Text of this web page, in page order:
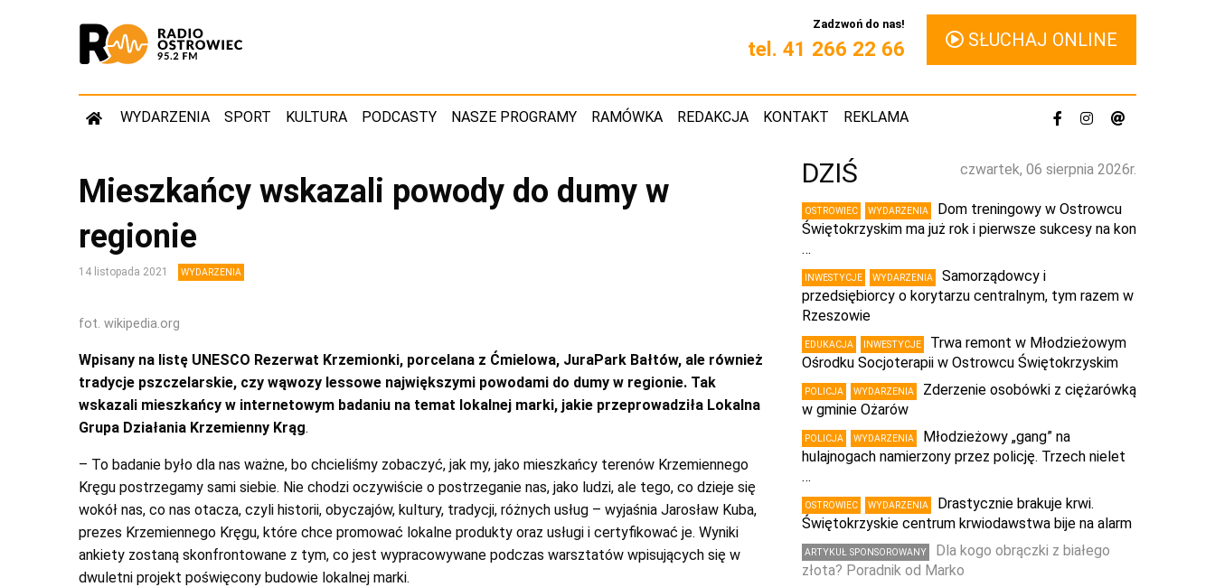
Zadzwoń do nas!
tel. 41 266 22 66 SŁUCHAJ ONLINE
WYDARZENIA SPORT KULTURA PODCASTY NASZE PROGRAMY RAMÓWKA REDAKCJA KONTAKT REKLAMA
Mieszkańcy wskazali powody do dumy w
regionie
14 listopada 2021 WYDARZENIA
fot. wikipedia.org
Wpisany na listę UNESCO Rezerwat Krzemionki, porcelana z Ćmielowa, JuraPark Bałtów, ale również
tradycje pszczelarskie, czy wąwozy lessowe największymi powodami do dumy w regionie. Tak
wskazali mieszkańcy w internetowym badaniu na temat lokalnej marki, jakie przeprowadziła Lokalna
Grupa Działania Krzemienny Krąg.
– To badanie było dla nas ważne, bo chcieliśmy zobaczyć, jak my, jako mieszkańcy terenów Krzemiennego
Kręgu postrzegamy sami siebie. Nie chodzi oczywiście o postrzeganie nas, jako ludzi, ale tego, co dzieje się
wokół nas, co nas otacza, czyli historii, obyczajów, kultury, tradycji, różnych usług – wyjaśnia Jarosław Kuba,
prezes Krzemiennego Kręgu, które chce promować lokalne produkty oraz usługi i certyfikować je. Wyniki
ankiety zostaną skonfrontowane z tym, co jest wypracowywane podczas warsztatów wpisujących się w
dwuletni projekt poświęcony budowie lokalnej marki.
czwartek, 06 sierpnia 2026r.
DZIŚ
OSTROWIEC WYDARZENIA
Dom treningowy w Ostrowcu
Świętokrzyskim ma już rok i pierwsze sukcesy na kon
…
INWESTYCJE WYDARZENIA
Samorządowcy i
przedsiębiorcy o korytarzu centralnym, tym razem w
Rzeszowie
EDUKACJA INWESTYCJE
Trwa remont w Młodzieżowym
Ośrodku Socjoterapii w Ostrowcu Świętokrzyskim
POLICJA WYDARZENIA
Zderzenie osobówki z ciężarówką
w gminie Ożarów
POLICJA WYDARZENIA
Młodzieżowy „gang” na
hulajnogach namierzony przez policję. Trzech nielet
…
OSTROWIEC WYDARZENIA
Drastycznie brakuje krwi.
Świętokrzyskie centrum krwiodawstwa bije na alarm
ARTYKUŁ SPONSOROWANY
Dla kogo obrączki z białego
złota? Poradnik od Marko